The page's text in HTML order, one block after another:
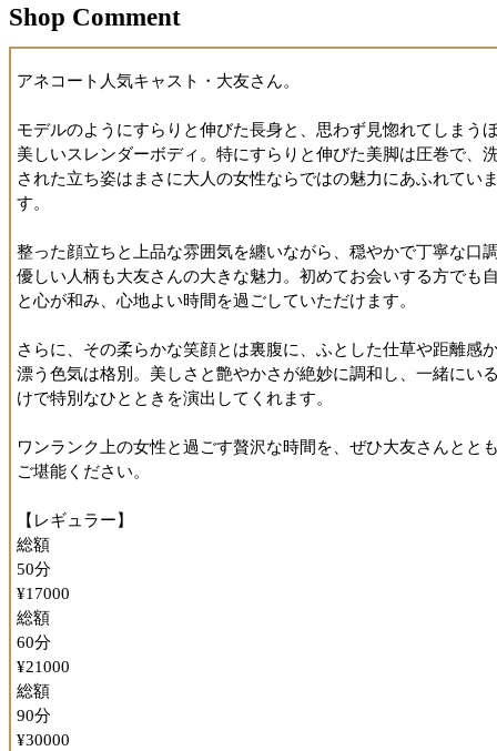
Shop Comment
アネコート人気キャスト・大友さん。
モデルのようにすらりと伸びた長身と、思わず見惚れてしまう
美しいスレンダーボディ。特にすらりと伸びた美脚は圧巻で、
された立ち姿はまさに大人の女性ならではの魅力にあふれてい
す。
整った顔立ちと上品な雰囲気を纏いながら、穏やかで丁寧な口
優しい人柄も大友さんの大きな魅力。初めてお会いする方でも
と心が和み、心地よい時間を過ごしていただけます。
さらに、その柔らかな笑顔とは裏腹に、ふとした仕草や距離感
漂う色気は格別。美しさと艶やかさが絶妙に調和し、一緒にい
けで特別なひとときを演出してくれます。
ワンランク上の女性と過ごす贅沢な時間を、ぜひ大友さんとと
ご堪能ください。
【レギュラー】
総額
50分
¥17000
総額
60分
¥21000
総額
90分
¥30000